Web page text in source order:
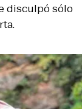
disculpó sólo